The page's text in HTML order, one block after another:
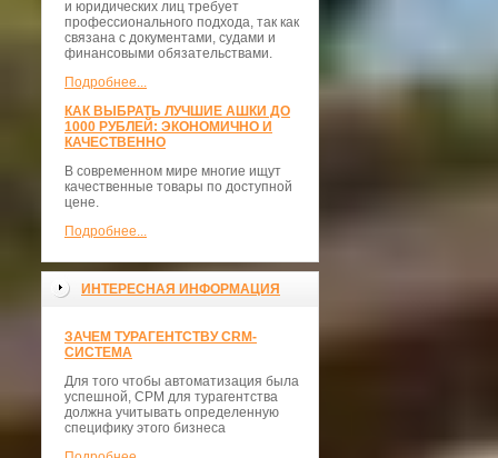
и юридических лиц требует
профессионального подхода, так как
связана с документами, судами и
финансовыми обязательствами.
Подробнее...
КАК ВЫБРАТЬ ЛУЧШИЕ АШКИ ДО
1000 РУБЛЕЙ: ЭКОНОМИЧНО И
КАЧЕСТВЕННО
В современном мире многие ищут
качественные товары по доступной
цене.
Подробнее...
ИНТЕРЕСНАЯ ИНФОРМАЦИЯ
ЗАЧЕМ ТУРАГЕНТСТВУ CRM-
СИСТЕМА
Для того чтобы автоматизация была
успешной, СРМ для турагентства
должна учитывать определенную
специфику этого бизнеса